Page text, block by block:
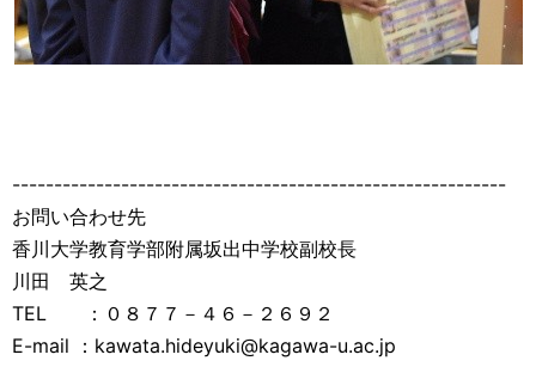
-----------------------------------------------------------
お問い合わせ先
香川大学教育学部附属坂出中学校副校長
川田 英之
TEL ：０８７７－４６－２６９２
E-mail ：kawata.hideyuki@kagawa-u.ac.jp